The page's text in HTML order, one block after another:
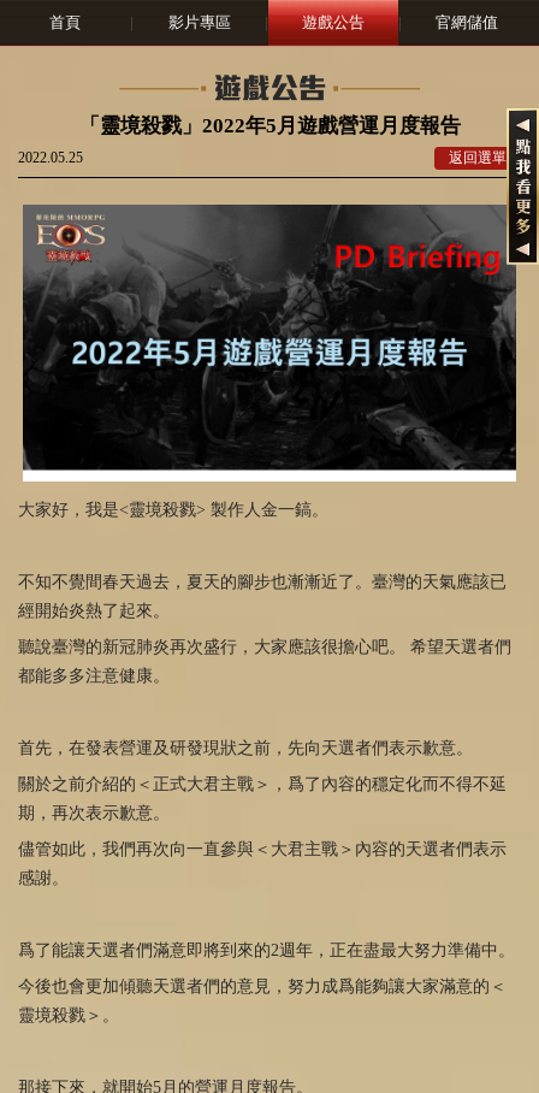
首頁 | 影片專區 | 遊戲公告 | 官網儲值
「靈境殺戮」2022年5月遊戲營運月度報告
2022.05.25 返回選單
大家好，我是<靈境殺戮> 製作人金一鎬。
不知不覺間春天過去，夏天的腳步也漸漸近了。臺灣的天氣應該已
經開始炎熱了起來。
聽說臺灣的新冠肺炎再次盛行，大家應該很擔心吧。 希望天選者們
都能多多注意健康。
首先，在發表營運及研發現狀之前，先向天選者們表示歉意。
關於之前介紹的＜正式大君主戰＞，爲了內容的穩定化而不得不延
期，再次表示歉意。
儘管如此，我們再次向一直參與＜大君主戰＞內容的天選者們表示
感謝。
爲了能讓天選者們滿意即將到來的2週年，正在盡最大努力準備中。
今後也會更加傾聽天選者們的意見，努力成爲能夠讓大家滿意的＜
靈境殺戮＞。
那接下來，就開始5月的營運月度報告。